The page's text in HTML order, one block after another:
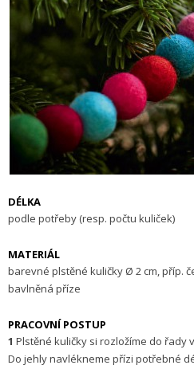
DÉLKA
podle potřeby (resp. počtu kuliček)
MATERIÁL
barevné plstěné kuličky Ø 2 cm, příp.
bavlněná příze
PRACOVNÍ POSTUP
1 Plstěné kuličky si rozložíme do řady
Do jehly navlékneme přízi potřebné